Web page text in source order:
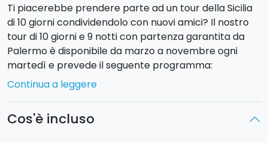
Ti piacerebbe prendere parte ad un tour della Sicilia
di 10 giorni condividendolo con nuovi amici? Il nostro
tour di 10 giorni e 9 notti con partenza garantita da
Palermo è disponibile da marzo a novembre ogni
martedì e prevede il seguente programma:
Giorno 1 - Martedì - PALERMO (hotel a Palermo)
nell’affascinante città di Palermo (su richiesta
Continua a leggere
Cos'è incluso